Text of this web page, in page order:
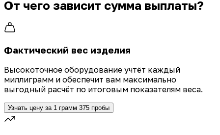
От чего зависит сумма выплаты?
Фактический вес изделия
Высокоточное оборудование учтёт каждый
миллиграмм и обеспечит вам максимально
выгодный расчёт по итоговым показателям веса.
Узнать цену за 1 грамм 375 пробы